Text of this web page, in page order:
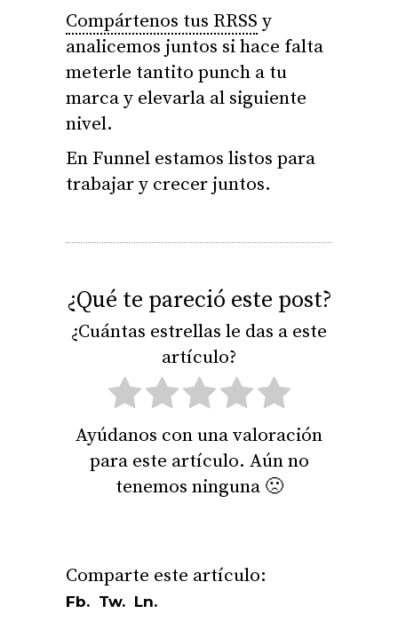
Compártenos tus RRSS y
analicemos juntos si hace falta
meterle tantito punch a tu
marca y elevarla al siguiente
nivel.
En Funnel estamos listos para
trabajar y crecer juntos.
¿Qué te pareció este post?
¿Cuántas estrellas le das a este
artículo?
Ayúdanos con una valoración
para este artículo. Aún no
tenemos ninguna 🙁
Fb. Tw. Ln.